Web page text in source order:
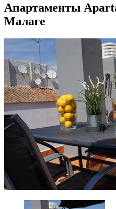
Апартаменты
Малаге